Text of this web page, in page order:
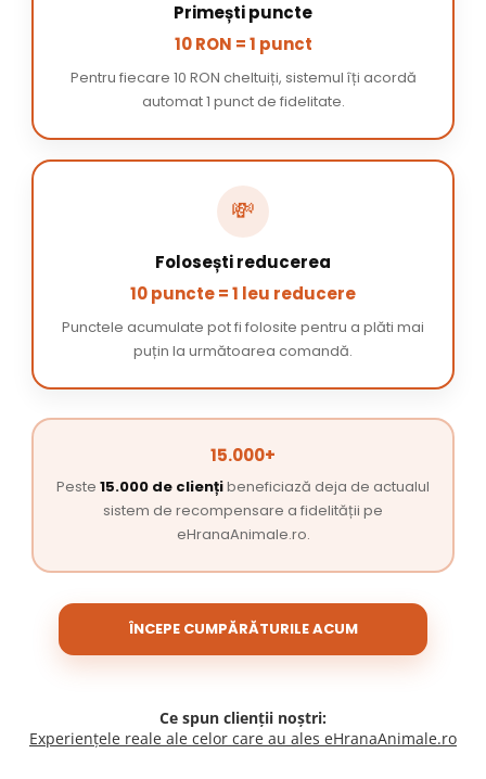
Primești puncte
10 RON = 1 punct
Pentru fiecare 10 RON cheltuiți, sistemul îți acordă
automat 1 punct de fidelitate.
💸
Folosești reducerea
10 puncte = 1 leu reducere
Punctele acumulate pot fi folosite pentru a plăti mai
puțin la următoarea comandă.
15.000+
Peste 15.000 de cliențibeneficiază deja de actualul
sistem de recompensare a fidelității pe
eHranaAnimale.ro.
ÎNCEPE CUMPĂRĂTURILE ACUM
Ce spun clienții noștri:
Experiențele reale ale celor care au ales eHranaAnimale.ro